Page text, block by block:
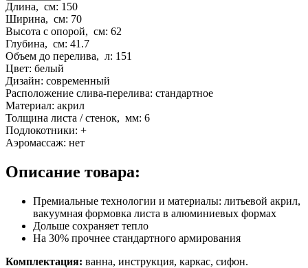
Длина, см: 150
Ширина, см: 70
Высота с опорой, см: 62
Глубина, см: 41.7
Объем до перелива, л: 151
Цвет: белый
Дизайн: современный
Расположение слива-перелива: стандартное
Материал: акрил
Толщина листа / стенок, мм: 6
Подлокотники: +
Аэромассаж: нет
Описание товара:
Премиальные технологии и материалы: литьевой акрил,
вакуумная формовка листа в алюминиевых формах
Дольше сохраняет тепло
На 30% прочнее стандартного армирования
Комплектация: ванна, инструкция, каркас, сифон.